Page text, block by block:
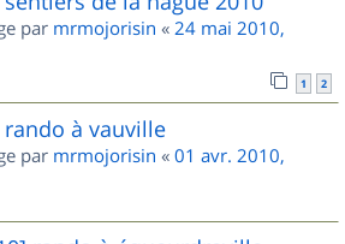
par mrmojorisin « 24 mai 2010,
1 2
à vauville
par mrmojorisin « 01 avr. 2010,